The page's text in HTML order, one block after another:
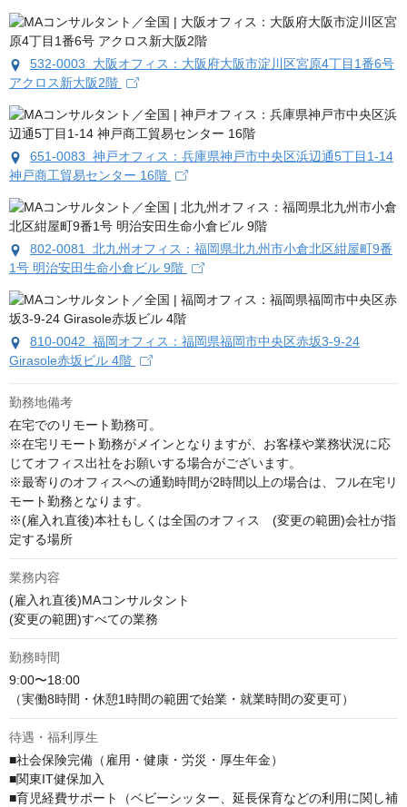
532-0003 大阪オフィス：大阪府大阪市淀川区宮原4丁目1番6号
アクロス新大阪2階
651-0083 神戸オフィス：兵庫県神戸市中央区浜辺通5丁目1-14
神戸商工貿易センター 16階
802-0081 北九州オフィス：福岡県北九州市小倉北区紺屋町9番
1号 明治安田生命小倉ビル 9階
810-0042 福岡オフィス：福岡県福岡市中央区赤坂3-9-24
Girasole赤坂ビル 4階
勤務地備考
在宅でのリモート勤務可。
※在宅リモート勤務がメインとなりますが、お客様や業務状況に応
じてオフィス出社をお願いする場合がございます。
※最寄りのオフィスへの通勤時間が2時間以上の場合は、フル在宅リ
モート勤務となります。
※(雇入れ直後)本社もしくは全国のオフィス　(変更の範囲)会社が指
定する場所
業務内容
(雇入れ直後)MAコンサルタント
(変更の範囲)すべての業務
勤務時間
9:00〜18:00
（実働8時間・休憩1時間の範囲で始業・就業時間の変更可）
待遇・福利厚生
■社会保険完備（雇用・健康・労災・厚生年金）
■関東IT健保加入
■育児経費サポート（ベビーシッター、延長保育などの利用に関し補